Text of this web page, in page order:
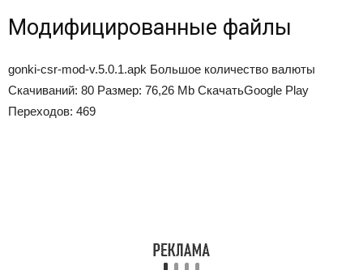
Модифицированные файлы
gonki-csr-mod-v.5.0.1.apk Большое количество валюты
Скачиваний: 80 Размер: 76,26 Mb СкачатьGoogle Play
Переходов: 469